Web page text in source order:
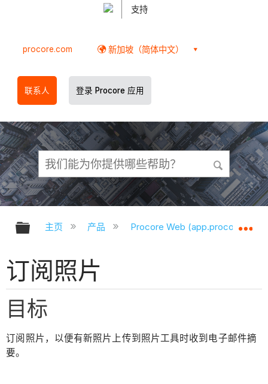
支持
procore.com 新加坡（简体中文）
联系人 登录 Procore 应用
扩展/隐缩全局层次
主页 产品 Procore Web
订阅照片
目标
订阅照片，以便有新照片上传到照片工具时收到电子邮件摘
要。